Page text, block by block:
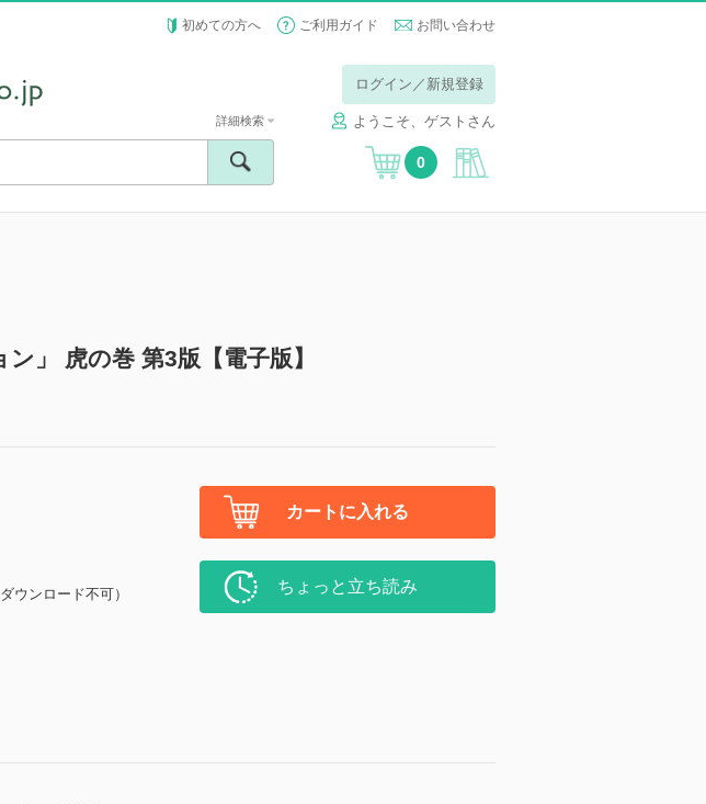
初めての方へ ご利用ガイド お問い合わせ
ログイン／新規登録
ようこそ、ゲストさん
詳細検索
0
ン」 虎の巻 第3版【電子版】
ウンロード不可）
カートに入れる
ちょっと立ち読み